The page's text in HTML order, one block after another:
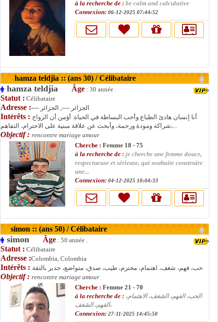
à la recherche de : be calm and calculative
Connexion: 06-12-2025 07:44:52
hamza teldjia :: (ans 30) / Célibataire
hamza teldjia Âge : 30 année .
Statut : Célibataire
Adresse : ---- الجزائر ----, الجزائر
Intérêts : أنا إنسان هادئ الطباع وأحب البساطة في الحياة. أؤمن أن الزواج
شراكة ومودة ورحمة، وأبحث عن علاقة مبنية على الاحترام، التفاهم،...
Objectif : rencontre mariage amour
Cherche : Femme 18 - 75
à la recherche de : je cherche une femme douce,
respectueuse et sérieuse, qui souhaite construire
une...
Connexion: 04-12-2025 10:04:33
simon :: (ans 50) / Célibataire
simon Âge : 50 année .
Statut : Célibataire
Adresse :Colombia, Colombia
Intérêts : حب، فهم، شغف، اهتمام، محترم، طيب، صدق، متواضع، جدير بالثقة
Objectif : rencontre mariage amour
Cherche : Femme 21 - 70
à la recherche de : الحب، الفهم، الشغف، الاهتمام،
الفهم، الشغف،
Connexion: 27-11-2025 14:45:50